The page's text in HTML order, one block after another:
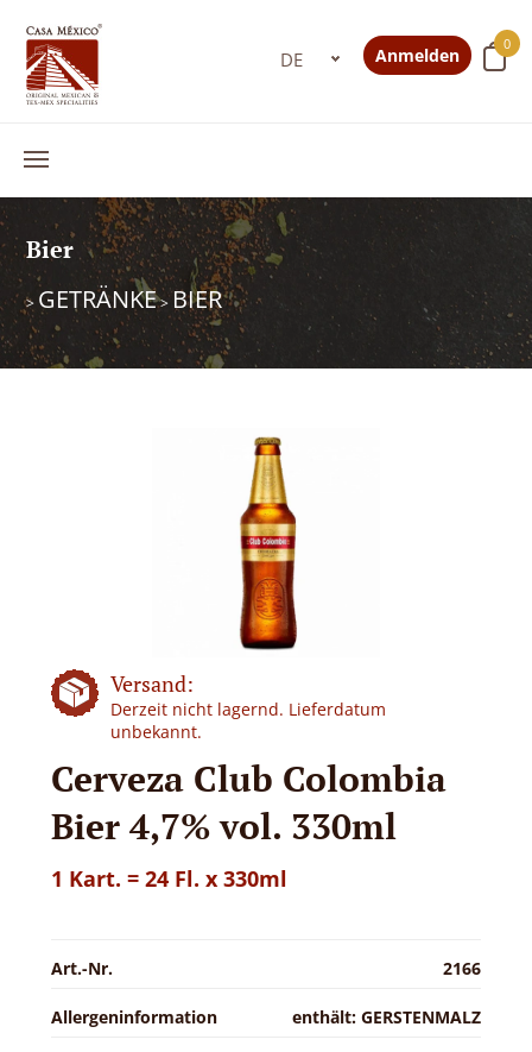
0
Anmelden
Bier
> GETRÄNKE> BIER
Versand:
Derzeit nicht lagernd. Lieferdatum
unbekannt.
Cerveza Club Colombia
Bier 4,7% vol. 330ml
1 Kart. = 24 Fl. x 330ml
Art.-Nr. 2166
Allergeninformation enthält: GERSTENMALZ